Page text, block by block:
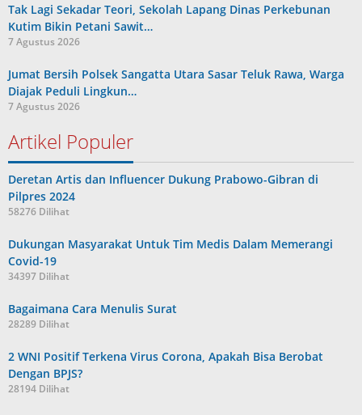
Tak Lagi Sekadar Teori, Sekolah Lapang Dinas Perkebunan
Kutim Bikin Petani Sawit…
7 Agustus 2026
Jumat Bersih Polsek Sangatta Utara Sasar Teluk Rawa, Warga
Diajak Peduli Lingkun…
7 Agustus 2026
Artikel Populer
Deretan Artis dan Influencer Dukung Prabowo-Gibran di
Pilpres 2024
58276 Dilihat
Dukungan Masyarakat Untuk Tim Medis Dalam Memerangi
Covid-19
34397 Dilihat
Bagaimana Cara Menulis Surat
28289 Dilihat
2 WNI Positif Terkena Virus Corona, Apakah Bisa Berobat
Dengan BPJS?
28194 Dilihat